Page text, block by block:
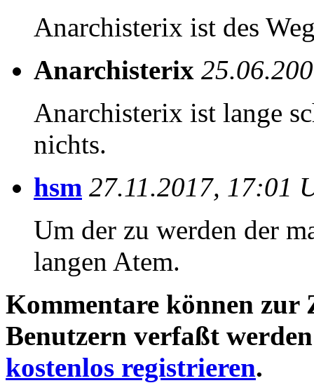
Anarchisterix ist des
Anarchisterix
Anarchisterix ist lange
nichts.
hsm 27.11.2017, 17:01
Um der zu werden der
langen Atem.
Kommentare können
Benutzern verfaßt
kostenlos registrieren.